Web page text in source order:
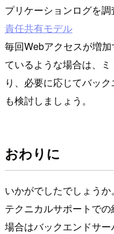
プリケーションログを調
責任共有モデル
毎回Webアクセスが増
ているような場合は、
り、必要に応じてバッ
も検討しましょう。
おわりに
いかがでしたでしょうか。
テクニカルサポートで
場合はバックエンドサ